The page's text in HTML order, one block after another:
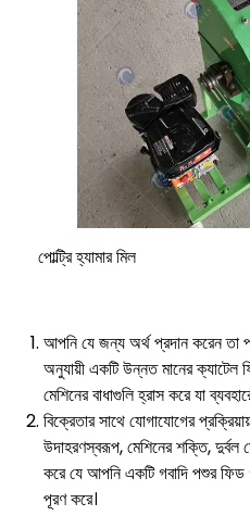
পোল্ট্রি হ্যামার মিল
আপনি যে জন্য অর্থ প্রদান করেন তা
অনুযায়ী একটি উন্নত মানের ক্যাটেল
মেশিনের বাধাগুলি হ্রাস করে যা
বিক্রেতার সাথে যোগাযোগের
উদাহরণস্বরূপ, মেশিনের শক্তি, দুর্বল
করে যে আপনি একটি গবাদি পশুর ফিড
পূরণ করে।